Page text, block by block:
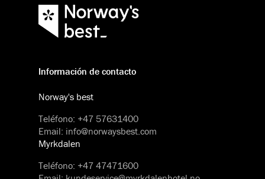
Información de contacto
Norway's best
Teléfono: +47 57631400
Email: info@norwaysbest.com
Myrkdalen
Teléfono: +47 47471600